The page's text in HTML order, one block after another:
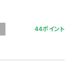
44ポイント